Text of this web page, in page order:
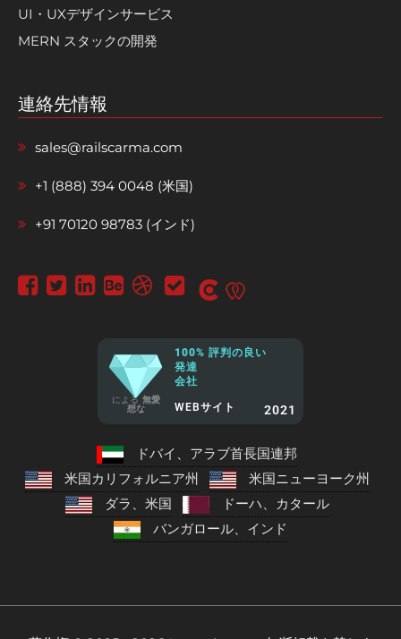
UI・UXデザインサービス
MERN スタックの開発
連絡先情報
sales@railscarma.com
+1 (888) 394 0048 (米国)
+91 70120 98783 (インド)
による 無愛
想な
100% 評判の良い
発達
会社
WEBサイト 2021
ドバイ、アラブ首長国連邦
米国カリフォルニア州
米国ニューヨーク州
ダラ、米国
ドーハ、カタール
バンガロール、インド